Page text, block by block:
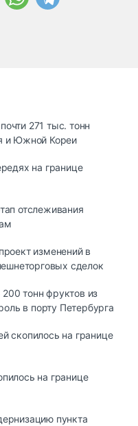
271 тыс. тонн
и Южной Кореи
на границе
отслеживания
изменений в
сделок
тонн фруктов из
в порту Петербурга
скопилось на границе
на границе
пункта